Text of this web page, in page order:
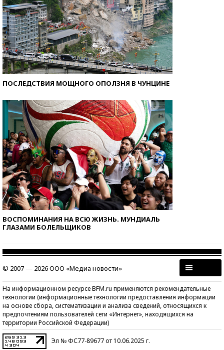
ПОСЛЕДСТВИЯ МОЩНОГО ОПОЛЗНЯ В ЧУНЦИНЕ
ВОСПОМИНАНИЯ НА ВСЮ ЖИЗНЬ. МУНДИАЛЬ
ГЛАЗАМИ БОЛЕЛЬЩИКОВ
© 2007 — 2026 ООО «Медиа новости»
На информационном ресурсе BFM.ru применяются рекомендательные
технологии (информационные технологии предоставления информации
на основе сбора, систематизации и анализа сведений, относящихся к
предпочтениям пользователей сети «Интернет», находящихся на
территории Российской Федерации)
Эл № ФС77-89677 от 10.06.2025 г.